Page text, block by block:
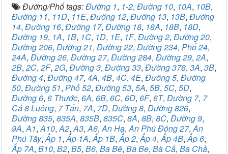
Đường/Phố tags:Đường 1, 1-2, Đường 10, 10A, 10B,
Đường 11, 11D, 11E, Đường 12, Đường 13, 13B, Đường
14, Đường 16, Đường 17, Đường 18, 18A, 18B, 18D,
Đường 19, 1A, 1B, 1C, 1D, 1E, 1F, Đường 2, Đường 20,
Đường 206, Đường 21, Đường 22, Đường 234, Phố 24,
24A, Đường 26, Đường 27, Đường 284, Đường 29, 2A,
2B, 2C, 2F, 2G, Đường 3, Đường 33, Đường 378, 3A, 3B,
Đường 4, Đường 47, 4A, 4B, 4C, 4E, Đường 5, Đường
50, Đường 51, Phố 52, Đường 53, 5A, 5B, 5C, 5D,
Đường 6, 6 Thước, 6A, 6B, 6C, 6D, 6F, 6T, Đường 7, 7
Cá 8 Luông, 7 Tấn, 7A, 7D, Đường 8, Đường 826,
Đường 835, 835A, 835B, 835C, 8A, 8B, 8C, Đường 9,
9A,A1,A10,A2,A3,A6,An Hạ,An Phú Đông 27,An
Phú Tây,Ấp 1,Ấp 1A,Ấp 1B,Ấp 2,Ấp 4,Ấp 4B,Ấp 6,
Ấp 7A, B10, B2, B5, B6, Ba Bê, Ba Be, Bà Cả, Ba Chả,